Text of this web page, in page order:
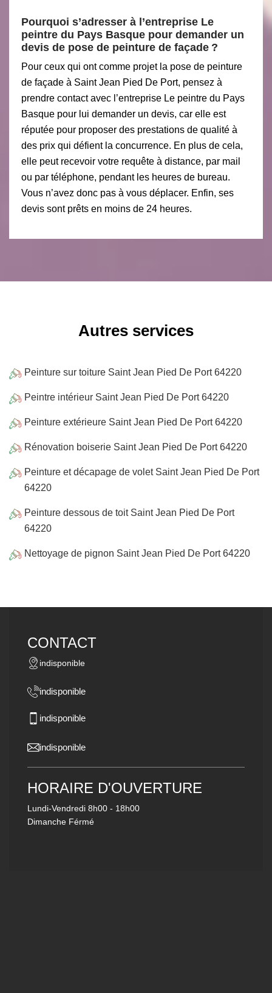
Pourquoi s’adresser à l’entreprise Le
peintre du Pays Basque pour demander un
devis de pose de peinture de façade ?
Pour ceux qui ont comme projet la pose de peinture
de façade à Saint Jean Pied De Port, pensez à
prendre contact avec l’entreprise Le peintre du Pays
Basque pour lui demander un devis, car elle est
réputée pour proposer des prestations de qualité à
des prix qui défient la concurrence. En plus de cela,
elle peut recevoir votre requête à distance, par mail
ou par téléphone, pendant les heures de bureau.
Vous n’avez donc pas à vous déplacer. Enfin, ses
devis sont prêts en moins de 24 heures.
Autres services
Peinture sur toiture Saint Jean Pied De Port 64220
Peintre intérieur Saint Jean Pied De Port 64220
Peinture extérieure Saint Jean Pied De Port 64220
Rénovation boiserie Saint Jean Pied De Port 64220
Peinture et décapage de volet Saint Jean Pied De Port
64220
Peinture dessous de toit Saint Jean Pied De Port
64220
Nettoyage de pignon Saint Jean Pied De Port 64220
CONTACT
indisponible
indisponible
indisponible
indisponible
HORAIRE D'OUVERTURE
Lundi-Vendredi 8h00 - 18h00
Dimanche Férmé